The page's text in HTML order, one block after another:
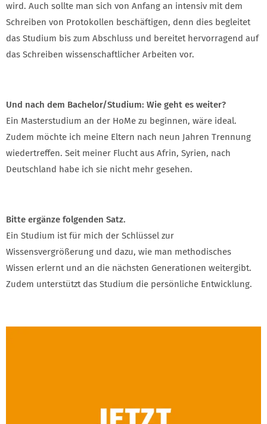
wird. Auch sollte man sich von Anfang an intensiv mit dem
Schreiben von Protokollen beschäftigen, denn dies begleitet
das Studium bis zum Abschluss und bereitet hervorragend auf
das Schreiben wissenschaftlicher Arbeiten vor.
Und nach dem Bachelor/Studium: Wie geht es weiter?
Ein Masterstudium an der HoMe zu beginnen, wäre ideal.
Zudem möchte ich meine Eltern nach neun Jahren Trennung
wiedertreffen. Seit meiner Flucht aus Afrin, Syrien, nach
Deutschland habe ich sie nicht mehr gesehen.
Bitte ergänze folgenden Satz.
Ein Studium ist für mich der Schlüssel zur
Wissensvergrößerung und dazu, wie man methodisches
Wissen erlernt und an die nächsten Generationen weitergibt.
Zudem unterstützt das Studium die persönliche Entwicklung.